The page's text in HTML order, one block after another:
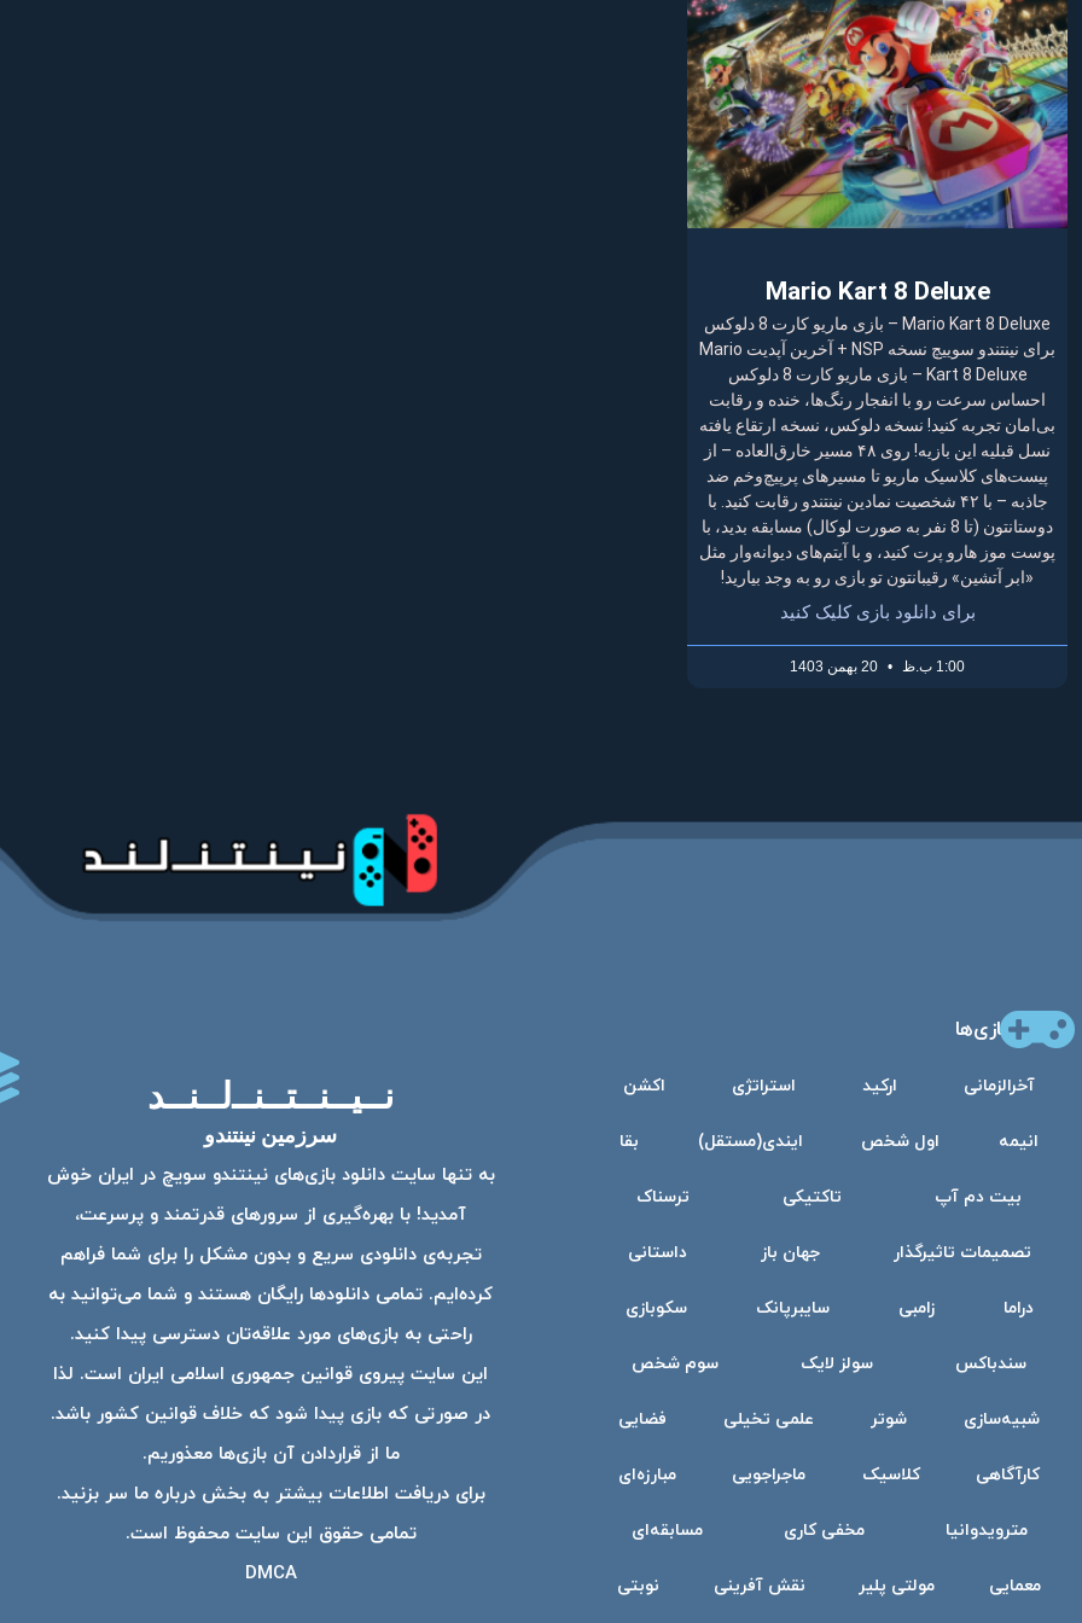
Mario Kart 8 Deluxe
Mario Kart 8 Deluxe – بازی ماریو کارت 8 دلوکس
برای نینتندو سوییچ نسخه NSP + آخرین آپدیت Mario
Kart 8 Deluxe – بازی ماریو کارت 8 دلوکس
احساس سرعت رو با انفجار رنگ‌ها، خنده و رقابت
بی‌امان تجربه کنید! نسخه دلوکس، نسخه ارتقاع یافته
نسل قبلیه این بازیه! روی ۴۸ مسیر خارق‌العاده – از
پیست‌های کلاسیک ماریو تا مسیرهای پرپیچ‌وخم ضد
جاذبه – با ۴۲ شخصیت نمادین نینتندو رقابت کنید. با
دوستانتون (تا 8 نفر به صورت لوکال) مسابقه بدید، با
پوست موز هارو پرت کنید، و با آیتم‌های دیوانه‌وار مثل
«ابر آتشین» رقیبانتون تو بازی رو به وجد بیارید!
برای دانلود بازی کلیک کنید
1:00 ب.ظ
بازی‌ها
آخرالزمانی ارکید استراتژی اکشن
انیمه اول شخص ایندی(مستقل) بقا
بیت دم آپ تاکتیکی ترسناک
تصمیمات تاثیرگذار جهان باز داستانی
دراما زامبی سایبرپانک سکوبازی
سندباکس سولز لایک سوم شخص
شبیه‌سازی شوتر علمی تخیلی فضایی
کارآگاهی کلاسیک ماجراجویی مبارزه‌ای
مترویدوانیا مخفی کاری مسابقه‌ای
معمایی مولتی پلیر نقش آفرینی نوبتی
نــیــنــتــنــ‌لــنــد
سرزمین نینتندو
به تنها سایت دانلود بازی‌های نینتندو سویچ در ایران خوش
آمدید! با بهره‌گیری از سرورهای قدرتمند و پرسرعت،
تجربه‌ی دانلودی سریع و بدون مشکل را برای شما فراهم
کرده‌ایم. تمامی دانلودها رایگان هستند و شما می‌توانید به
راحتی به بازی‌های مورد علاقه‌تان دسترسی پیدا کنید.
این سایت پیروی قوانین جمهوری اسلامی ایران است. لذا
در صورتی که بازی پیدا شود که خلاف قوانین کشور باشد.
ما از قراردادن آن بازی‌ها معذوریم.
برای دریافت اطلاعات بیشتر به بخش درباره ما سر بزنید.
تمامی حقوق این سایت محفوظ است.
DMCA